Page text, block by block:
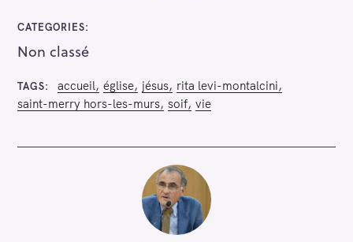
CATEGORIES
Non classé
TAGS accueil église jésus
rita levi-montalcini
saint-merry hors-les-murs soif vie